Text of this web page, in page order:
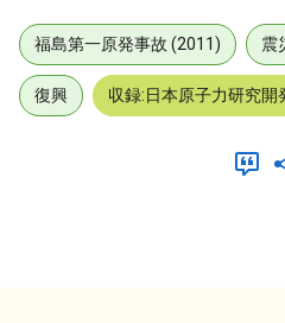
福島第一原発事故 (2011) 震
復興 収録:日本原子力研究開